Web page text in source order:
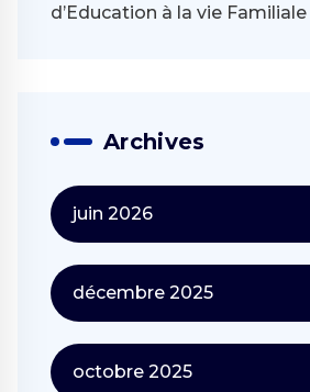
d’Education à la vie Familiale
Archives
juin 2026
décembre 2025
octobre 2025